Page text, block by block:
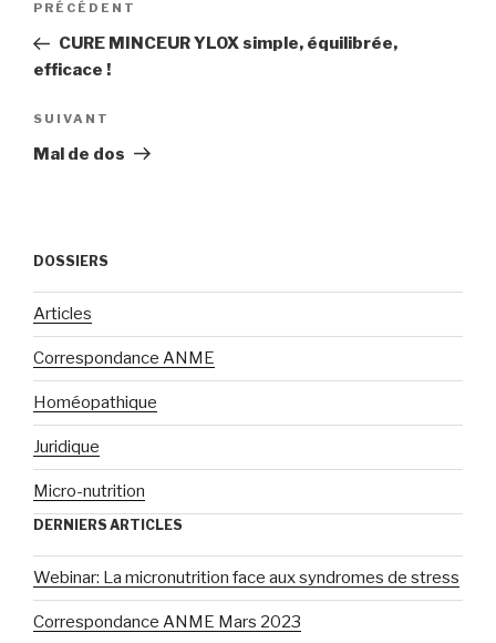
l’article
Article
précédent
PRÉCÉDENT
CURE MINCEUR YLOX simple, équilibrée,
efficace !
Article
suivant
SUIVANT
Mal de dos
DOSSIERS
Articles
Correspondance ANME
Homéopathique
Juridique
Micro-nutrition
DERNIERS ARTICLES
Webinar: La micronutrition face aux syndromes de stress
Correspondance ANME Mars 2023